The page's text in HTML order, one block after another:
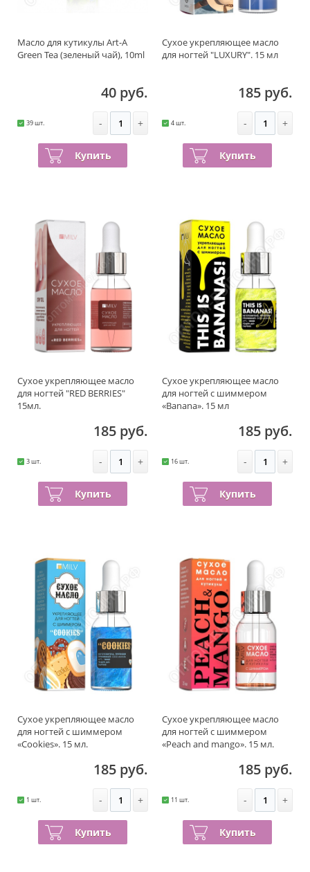
Масло для кутикулы Art-A
Green Tea (зеленый чай), 10ml
40 руб.
39 шт. - +
Купить
Сухое укрепляющее масло
для ногтей "LUXURY". 15 мл
185 руб.
4 шт. - +
Купить
Сухое укрепляющее масло
для ногтей "RED BERRIES"
15мл.
185 руб.
3 шт. - +
Купить
Сухое укрепляющее масло
для ногтей с шиммером
«Banana». 15 мл
185 руб.
16 шт. - +
Купить
Сухое укрепляющее масло
для ногтей с шиммером
«Cookies». 15 мл.
185 руб.
1 шт. - +
Купить
Сухое укрепляющее масло
для ногтей с шиммером
«Peach and mango». 15 мл.
185 руб.
11 шт. - +
Купить